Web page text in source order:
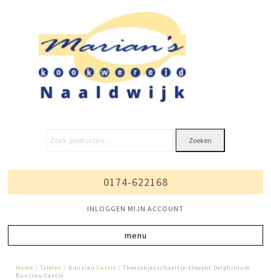
Zoeken
0174-622168
INLOGGEN MIJN ACCOUNT
Home /Tafelen / Bunzlau Castle / Theezakjesschaaltje-theepot Delphinium
Bunzlau Castle